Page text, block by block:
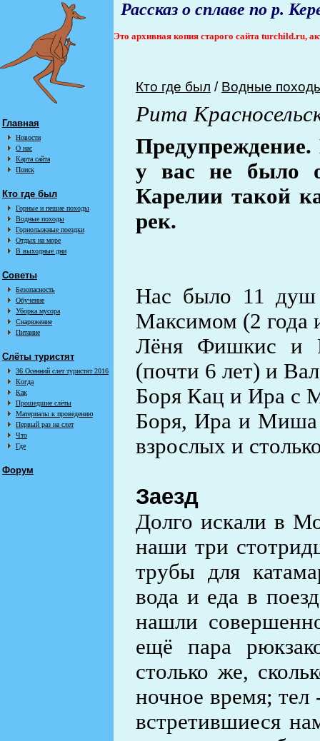
Главная
Новости
О нас
Карта сайта
Поиск
Кто где был
Горные и пешие походы
Водные походы
Горнолыжные поездки
Отдых на море
В выходные дни
Советы
Безопасность
Обучение
Уборка мусора
Снаряжение
Питание
Слёты туристят
36 Осенний слет туристят 2016
Когда
Как
Прошедшие слёты
Материалы к проведению
Первый раз на слет
Что
Где
Форум
Рассказ о сплаве по р.
Это архивная копия старого сайта turchild.ru,
Кто где был / Водные
Рита
у вас не было
Карелии такой
рек.
Нас было 11
Максимом (2 года
Лёня Фишкис и
(почти 6 лет) и
Боря Кац и Ира с
Боря, Ира и Миша
взрослых и
Заезд
Долго искали в
наши три
трубы для
вода и еда в
нашли
ещё пара
столько же,
ночное время;
встретившиеся